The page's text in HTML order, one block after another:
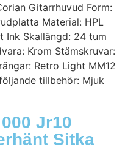
Gitarrhuvud Form:
Material: HPL
Ink Skallängd: 24 tum
Krom Stämskruvar:
Retro Light MM12
tillbehör: Mjuk
Jr10
Sitka